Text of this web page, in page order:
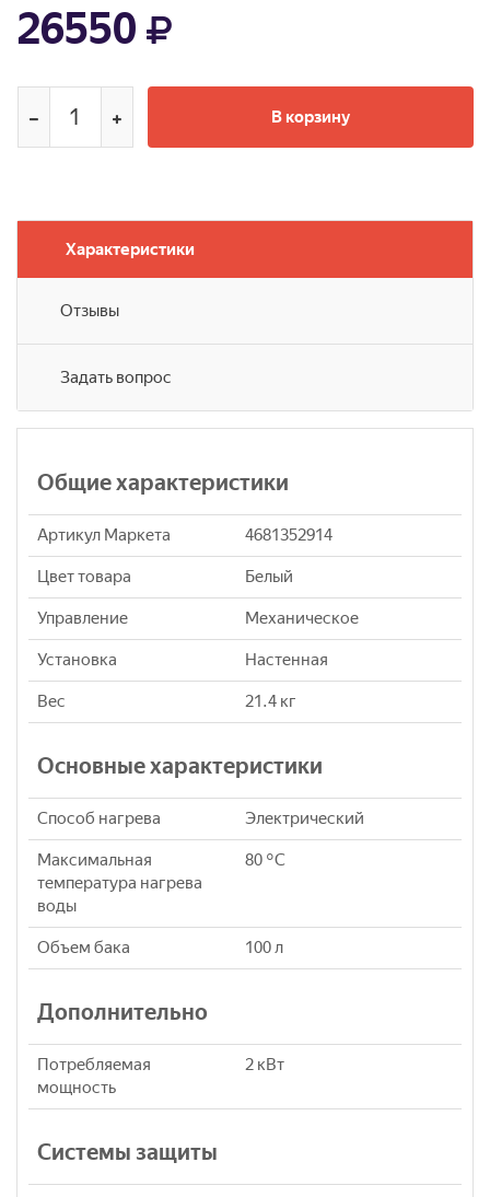
26550
В корзину
Характеристики
Отзывы
Задать вопрос
Общие характеристики
Артикул Маркета 4681352914
Цвет товара Белый
Управление Механическое
Установка Настенная
Вес 21.4 кг
Основные характеристики
Способ нагрева Электрический
Максимальная
температура нагрева
воды
80 °C
Объем бака 100 л
Дополнительно
Потребляемая
мощность
2 кВт
Системы защиты